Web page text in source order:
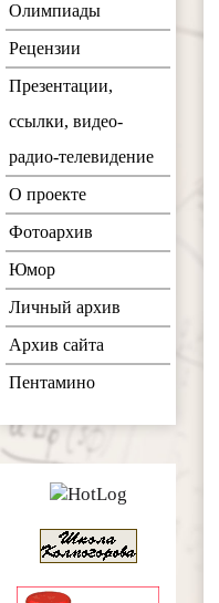
Олимпиады
Рецензии
Презентации,
ссылки, видео-
радио-телевидение
О проекте
Фотоархив
Юмор
Личный архив
Архив сайта
Пентамино